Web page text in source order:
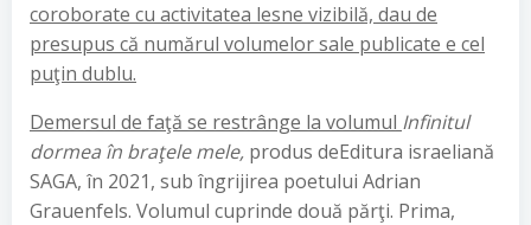
coroborate cu activitatea lesne vizibilă, dau de
presupus că numărul volumelor sale publicate e cel
puţin dublu.
Demersul de faţă se restrânge la volumul Infinitul
dormea în braţele mele, produs deEditura israeliană
SAGA, în 2021, sub îngrijirea poetului Adrian
Grauenfels. Volumul cuprinde două părţi. Prima,